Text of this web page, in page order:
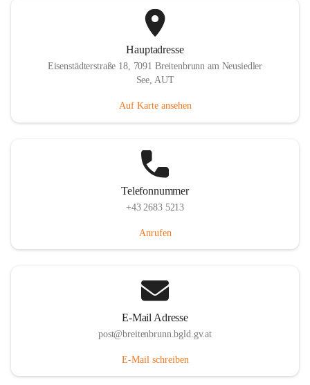
Hauptadresse
Eisenstädterstraße 18, 7091 Breitenbrunn am Neusiedler
See, AUT
Auf Karte ansehen
Telefonnummer
+43 2683 5213
Anrufen
E-Mail Adresse
post@breitenbrunn.bgld.gv.at
E-Mail schreiben